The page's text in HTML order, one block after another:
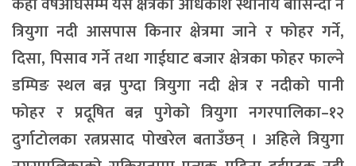
त्रियुगा नदी आसपास किनार क्षेत्रमा जाने र फोहर गर्ने,
दिसा, पिसाव गर्ने तथा गाईघाट बजार क्षेत्रका फोहर फाल्ने
डम्पिङ स्थल बन्न पुग्दा त्रियुगा नदी क्षेत्र र नदीको पानी
फोहर र प्रदूषित बन्न पुगेको त्रियुगा नगरपालिका–१२
दुर्गाटोलका रत्नप्रसाद पोखरेल बताउँछन् । अहिले त्रियुगा